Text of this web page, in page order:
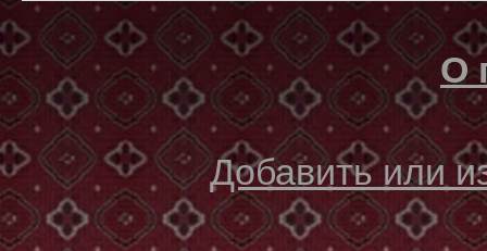
О
Добавить или